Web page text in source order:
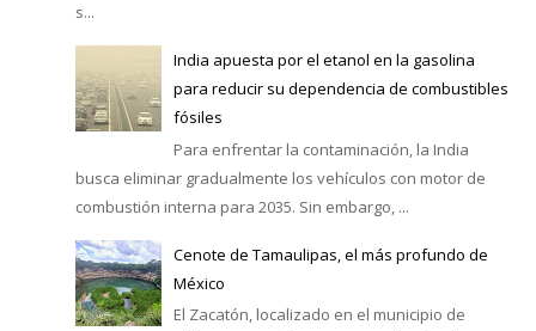
s...
India apuesta por el etanol en la gasolina
para reducir su dependencia de combustibles
fósiles
Para enfrentar la contaminación, la India
busca eliminar gradualmente los vehículos con motor de
combustión interna para 2035. Sin embargo, ...
Cenote de Tamaulipas, el más profundo de
México
El Zacatón, localizado en el municipio de